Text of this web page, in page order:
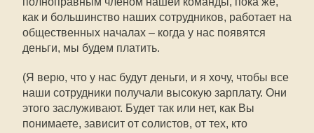
как и большинство наших сотрудников, работает на
общественных началах – когда у нас появятся
деньги, мы будем платить.
(Я верю, что у нас будут деньги, и я хочу, чтобы все
наши сотрудники получали высокую зарплату. Они
этого заслуживают. Будет так или нет, как Вы
понимаете, зависит от солистов, от тех, кто